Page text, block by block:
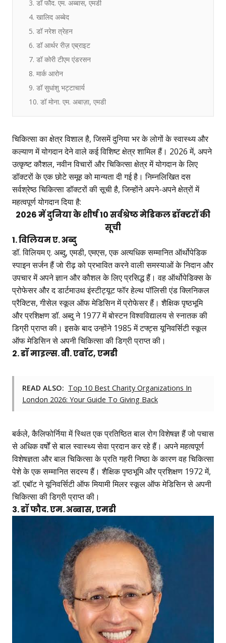
3. डॉ फौद. एम. अब्बास, एमडी
4. खालिद अब्बेद
5. डॉ नरेश त्रेहन
6. डॉ आर्थर रीज़ एब्राइट
7. डॉ कोरी टीएम एंडरसन
8. मार्क आरोन
9. डॉ सुधांशु भट्टाचार्य
10. डॉ मोना. एम. अबाज़ा, एमडी
चिकित्सा का क्षेत्र विशाल है, जिसमें दुनिया भर के लोगों के स्वास्थ्य और
कल्याण में योगदान देने वाले कई विशिष्ट क्षेत्र शामिल हैं। 2026 में, अपने
उत्कृष्ट कौशल, नवीन विचारों और चिकित्सा क्षेत्र में योगदान के लिए
डॉक्टरों के एक छोटे समूह को मान्यता दी गई है। निम्नलिखित दस
सर्वश्रेष्ठ चिकित्सा डॉक्टरों की सूची है, जिन्होंने अपने-अपने क्षेत्रों में
महत्वपूर्ण योगदान दिया है:
2026 में दुनिया के शीर्ष 10 सर्वश्रेष्ठ मेडिकल डॉक्टरों की
सूची
1. विलियम ए. अब्दु
डॉ. विलियम ए. अब्दु, एमडी, एमएस, एक अत्यधिक सम्मानित ऑर्थोपेडिक
स्पाइन सर्जन हैं जो रीढ़ को प्रभावित करने वाली समस्याओं के निदान और
उपचार में अपने ज्ञान और कौशल के लिए प्रसिद्ध हैं। वह ऑर्थोपेडिक्स के
प्रोफेसर और द डार्टमाउथ इंस्टीट्यूट फॉर हेल्थ पॉलिसी एंड क्लिनिकल
प्रैक्टिस, गीसेल स्कूल ऑफ मेडिसिन में प्रोफेसर हैं। शैक्षिक पृष्ठभूमि
और प्रशिक्षण डॉ. अब्दु ने 1977 में बोस्टन विश्वविद्यालय से स्नातक की
डिग्री प्राप्त की। इसके बाद उन्होंने 1985 में टफ्ट्स यूनिवर्सिटी स्कूल
ऑफ मेडिसिन से अपनी चिकित्सा की डिग्री प्राप्त की।
2. डॉ माइल्स. बी. एबॉट, एमडी
READ ALSO: Top 10 Best Charity Organizations In
London 2026: Your Guide To Giving Back
बर्कले, कैलिफोर्निया में स्थित एक प्रतिष्ठित बाल रोग विशेषज्ञ हैं जो पचास
से अधिक वर्षों से बाल स्वास्थ्य सेवा प्रदान कर रहे हैं। अपने महत्वपूर्ण
विशेषज्ञता और बाल चिकित्सा के प्रति गहरी निष्ठा के कारण वह चिकित्सा
पेशे के एक सम्मानित सदस्य हैं। शैक्षिक पृष्ठभूमि और प्रशिक्षण 1972 में,
डॉ. एबॉट ने यूनिवर्सिटी ऑफ मियामी मिलर स्कूल ऑफ मेडिसिन से अपनी
चिकित्सा की डिग्री प्राप्त की।
3. डॉ फौद. एम. अब्बास, एमडी